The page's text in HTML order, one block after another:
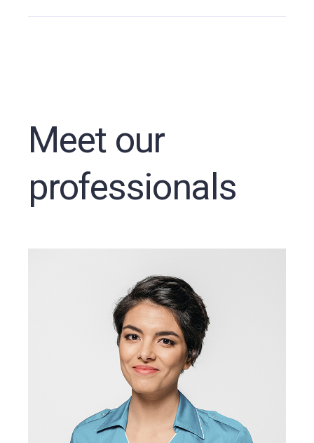
Meet our
professionals